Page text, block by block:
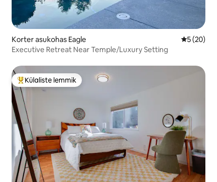
Korter asukohas Eagle Keskmine
5 (20)
Executive Retreat Near Temple/Luxury Setting
Külaliste suur lemmik
Külaliste lemmik